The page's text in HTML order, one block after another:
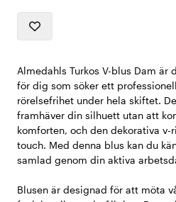
Almedahls Turkos V-blus Dam är
för dig som söker ett
rörelsefrihet under hela skiftet.
framhäver din silhuett utan att
komforten, och den dekorativa
touch. Med denna blus kan du
samlad genom din aktiva
Blusen är designad för att möta